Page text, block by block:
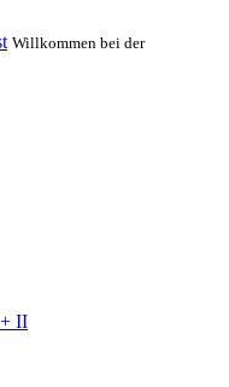
Willkommen bei der
II